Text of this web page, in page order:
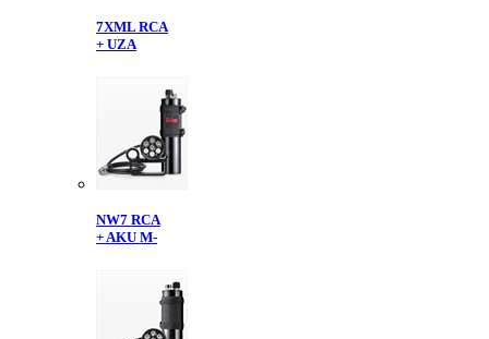
7XML RCA
+ UZA
NW7 RCA
+ AKU M-